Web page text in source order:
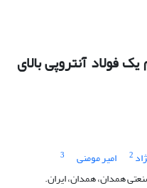
فولاد آنتروپی بالای
2 امیر مومنی
3
همدان، همدان، ایران.